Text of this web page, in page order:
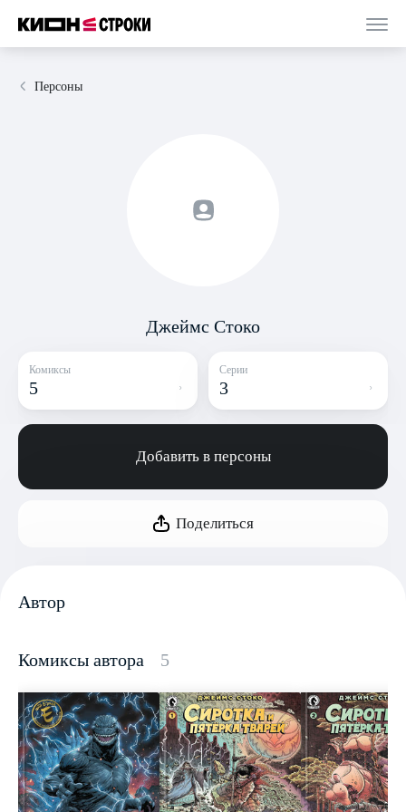
Персоны
Джеймс Стоко
Комиксы
5
Серии
3
Добавить в персоны
Поделиться
Автор
Комиксы автора 5